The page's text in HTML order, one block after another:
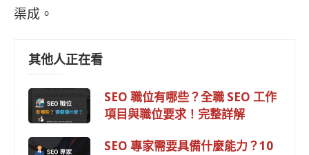
渠成。
其他人正在看
SEO 職位有哪些？全職 SEO 工作
項目與職位要求！完整詳解
SEO 專家需要具備什麼能力？10